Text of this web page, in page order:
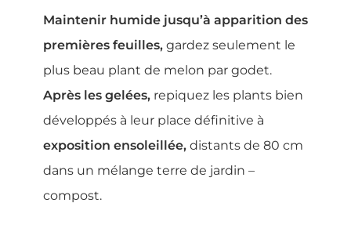
Maintenir humide jusqu’à apparition des
premières feuilles, gardez seulement le
plus beau plant de melon par godet.
Après les gelées, repiquez les plants bien
développés à leur place définitive à
exposition ensoleillée, distants de 80 cm
dans un mélange terre de jardin –
compost.